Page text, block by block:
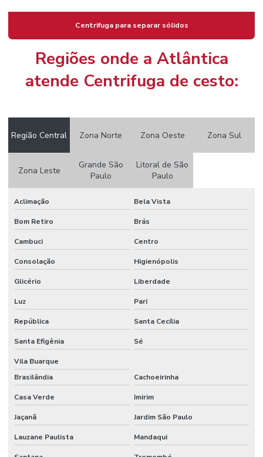
Centrifuga para separar sólidos
Regiões onde a Atlântica
atende Centrifuga de cesto:
Região Central Zona Norte Zona Oeste Zona Sul
Zona Leste
Grande São
Paulo
Litoral de São
Paulo
Aclimação Bela Vista
Bom Retiro Brás
Cambuci Centro
Consolação Higienópolis
Glicério Liberdade
Luz Pari
República Santa Cecília
Santa Efigênia Sé
Vila Buarque
Brasilândia
Cachoeirinha
Casa Verde Imirim
Jaçanã Jardim São Paulo
Lauzane Paulista Mandaqui